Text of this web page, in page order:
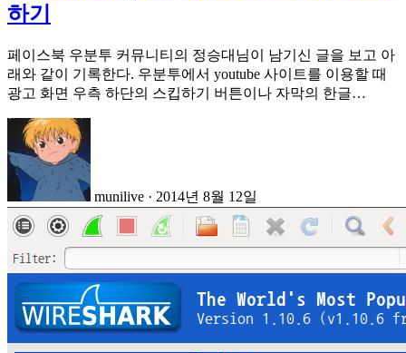
하기
페이스북 우분투 커뮤니티의 정승대님이 남기신 글을 보고 아
래와 같이 기록한다. 우분투에서 youtube 사이트를 이용할 때
광고 화면 우측 하단의 스킵하기 버튼이나 자막의 한글…
munilive · 2014년 8월 12일